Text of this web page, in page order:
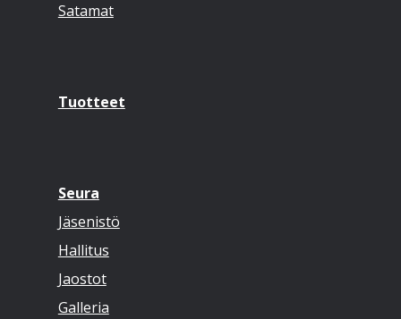
Satamat
Tuotteet
Seura
Jäsenistö
Hallitus
Jaostot
Galleria